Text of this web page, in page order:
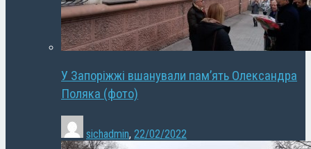
У Запоріжжі вшанували пам’ять Олександра
Поляка (фото)
sichadmin, 22/02/2022